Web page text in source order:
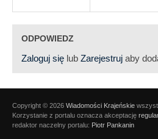
ODPOWIEDZ
Zaloguj się lub Zarejestruj aby
Copyright © 2026 Wiadomości Krajeńskie
Korzystanie z portalu oznacza akceptację
redaktor naczelny portalu: Piotr Pankanin